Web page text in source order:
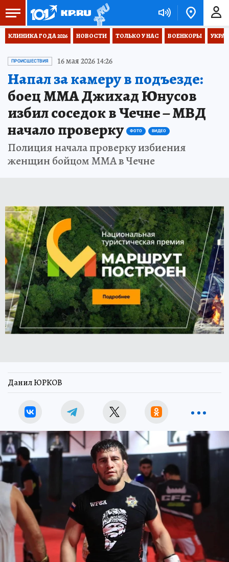
КЛИНИКА ГОДА 2026 НОВОСТИ ТОЛЬКО У НАС ВОЕНКОРЫ
ПРОИСШЕСТВИЯ 16 мая 2026 14:26
Напал за камеру в подъезде:
боец ММА Джихад Юнусов
избил соседок в Чечне – МВД
начало проверку
ФОТО ВИДЕО
Полиция начала проверку избиения
женщин бойцом ММА в Чечне
Данил ЮРКОВ